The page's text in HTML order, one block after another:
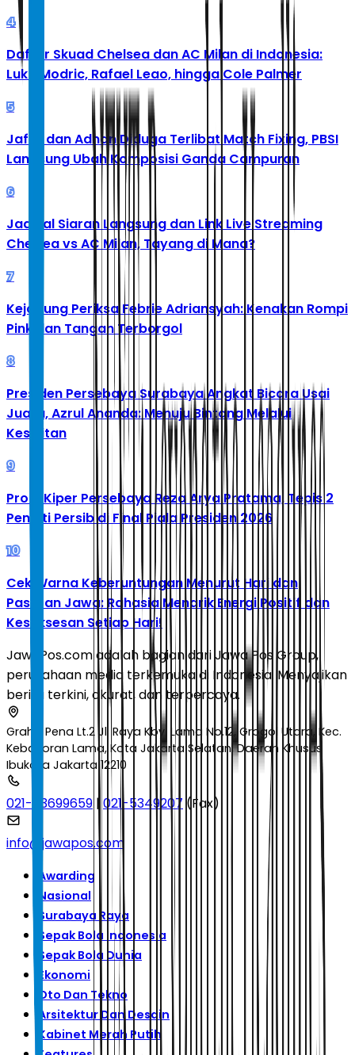
4
Daftar Skuad Chelsea dan AC Milan di Indonesia:
Luka Modric, Rafael Leao, hingga Cole Palmer
5
Jafar dan Adnan Diduga Terlibat Match Fixing, PBSI
Langsung Ubah Komposisi Ganda Campuran
6
Jadwal Siaran Langsung dan Link Live Streaming
Chelsea vs AC Milan, Tayang di Mana?
7
Kejagung Periksa Febrie Adriansyah: Kenakan Rompi
Pink dan Tangan Terborgol
8
Presiden Persebaya Surabaya Angkat Bicara Usai
Juara, Azrul Ananda: Menuju Bintang Melalui
Kesulitan
9
Profil Kiper Persebaya Reza Arya Pratama, Tepis 2
Penalti Persib di Final Piala Presiden 2026
10
Cek Warna Keberuntungan Menurut Hari dan
Pasaran Jawa: Rahasia Menarik Energi Positif dan
Kesuksesan Setiap Hari!
JawaPos.com adalah bagian dari Jawa Pos Group,
perusahaan media terkemuka di Indonesia. Menyajikan
berita terkini, akurat, dan terpercaya.
Graha Pena Lt.2 Jl. Raya Kby. Lama No.12, Grogol Utara, Kec.
Kebayoran Lama, Kota Jakarta Selatan, Daerah Khusus
Ibukota Jakarta 12210
021-53699659 | 021-5349207 (Fax)
info@jawapos.com
Awarding
Nasional
Surabaya Raya
Sepak Bola Indonesia
Sepak Bola Dunia
Ekonomi
Oto Dan Tekno
Arsitektur Dan Desain
Kabinet Merah Putih